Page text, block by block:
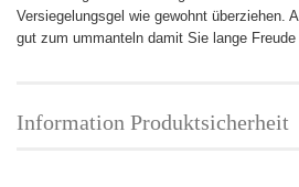
Versiegelungsgel wie gewohnt überziehen.
gut zum ummanteln damit Sie lange
Information Produktsicherheit